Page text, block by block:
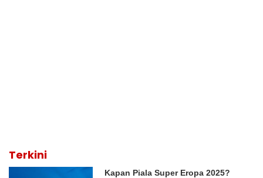
Terkini
Kapan Piala Super Eropa 2025?